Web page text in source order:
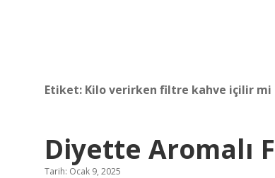
Etiket: Kilo verirken filtre kahve içilir mi
Diyette Aromalı
Tarih: Ocak 9, 2025